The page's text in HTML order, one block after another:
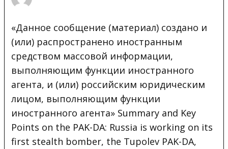
«Данное сообщение (материал) создано и
(или) распространено иностранным
средством массовой информации,
выполняющим функции иностранного
агента, и (или) российским юридическим
лицом, выполняющим функции
иностранного агента» Summary and Key
Points on the PAK-DA: Russia is working on its
first stealth bomber, the Tupolev PAK-DA,